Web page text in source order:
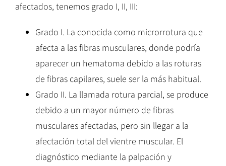
afectados, tenemos grado I, II, III:
Grado I. La conocida como microrrotura que
afecta a las fibras musculares, donde podría
aparecer un hematoma debido a las roturas
de fibras capilares, suele ser la más habitual.
Grado II. La llamada rotura parcial, se produce
debido a un mayor número de fibras
musculares afectadas, pero sin llegar a la
afectación total del vientre muscular. El
diagnóstico mediante la palpación y